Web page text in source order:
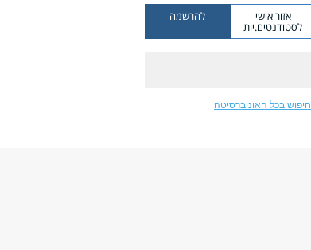
אזור אישי
לסטודנטים.יות
להרשמה
חיפוש בכל האוניברסיטה